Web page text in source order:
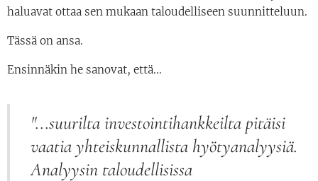
haluavat ottaa sen mukaan taloudelliseen suunnitteluun.
Tässä on ansa.
Ensinnäkin he sanovat, että...
"...suurilta investointihankkeilta pitäisi
vaatia yhteiskunnallista hyötyanalyysiä.
Analyysin taloudellisissa